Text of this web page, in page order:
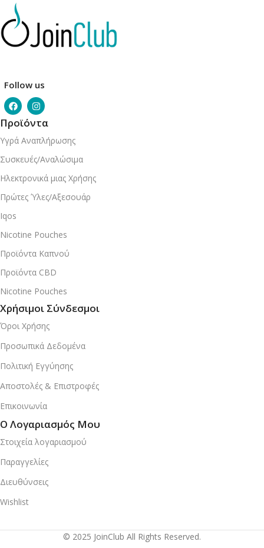
Follow us
Προϊόντα
Υγρά Αναπλήρωσης
Συσκευές/Αναλώσιμα
Ηλεκτρονικά μιας Χρήσης
Πρώτες Ύλες/Αξεσουάρ
Iqos
Nicotine Pouches
Προϊόντα Καπνού
Προϊόντα CBD
Nicotine Pouches
Χρήσιμοι Σύνδεσμοι
Όροι Χρήσης
Προσωπικά Δεδομένα
Πολιτική Εγγύησης
Αποστολές & Επιστροφές
Επικοινωνία
Ο Λογαριασμός Μου
Στοιχεία λογαριασμού
Παραγγελίες
Διευθύνσεις
Wishlist
© 2025 JoinClub All Rights Reserved.